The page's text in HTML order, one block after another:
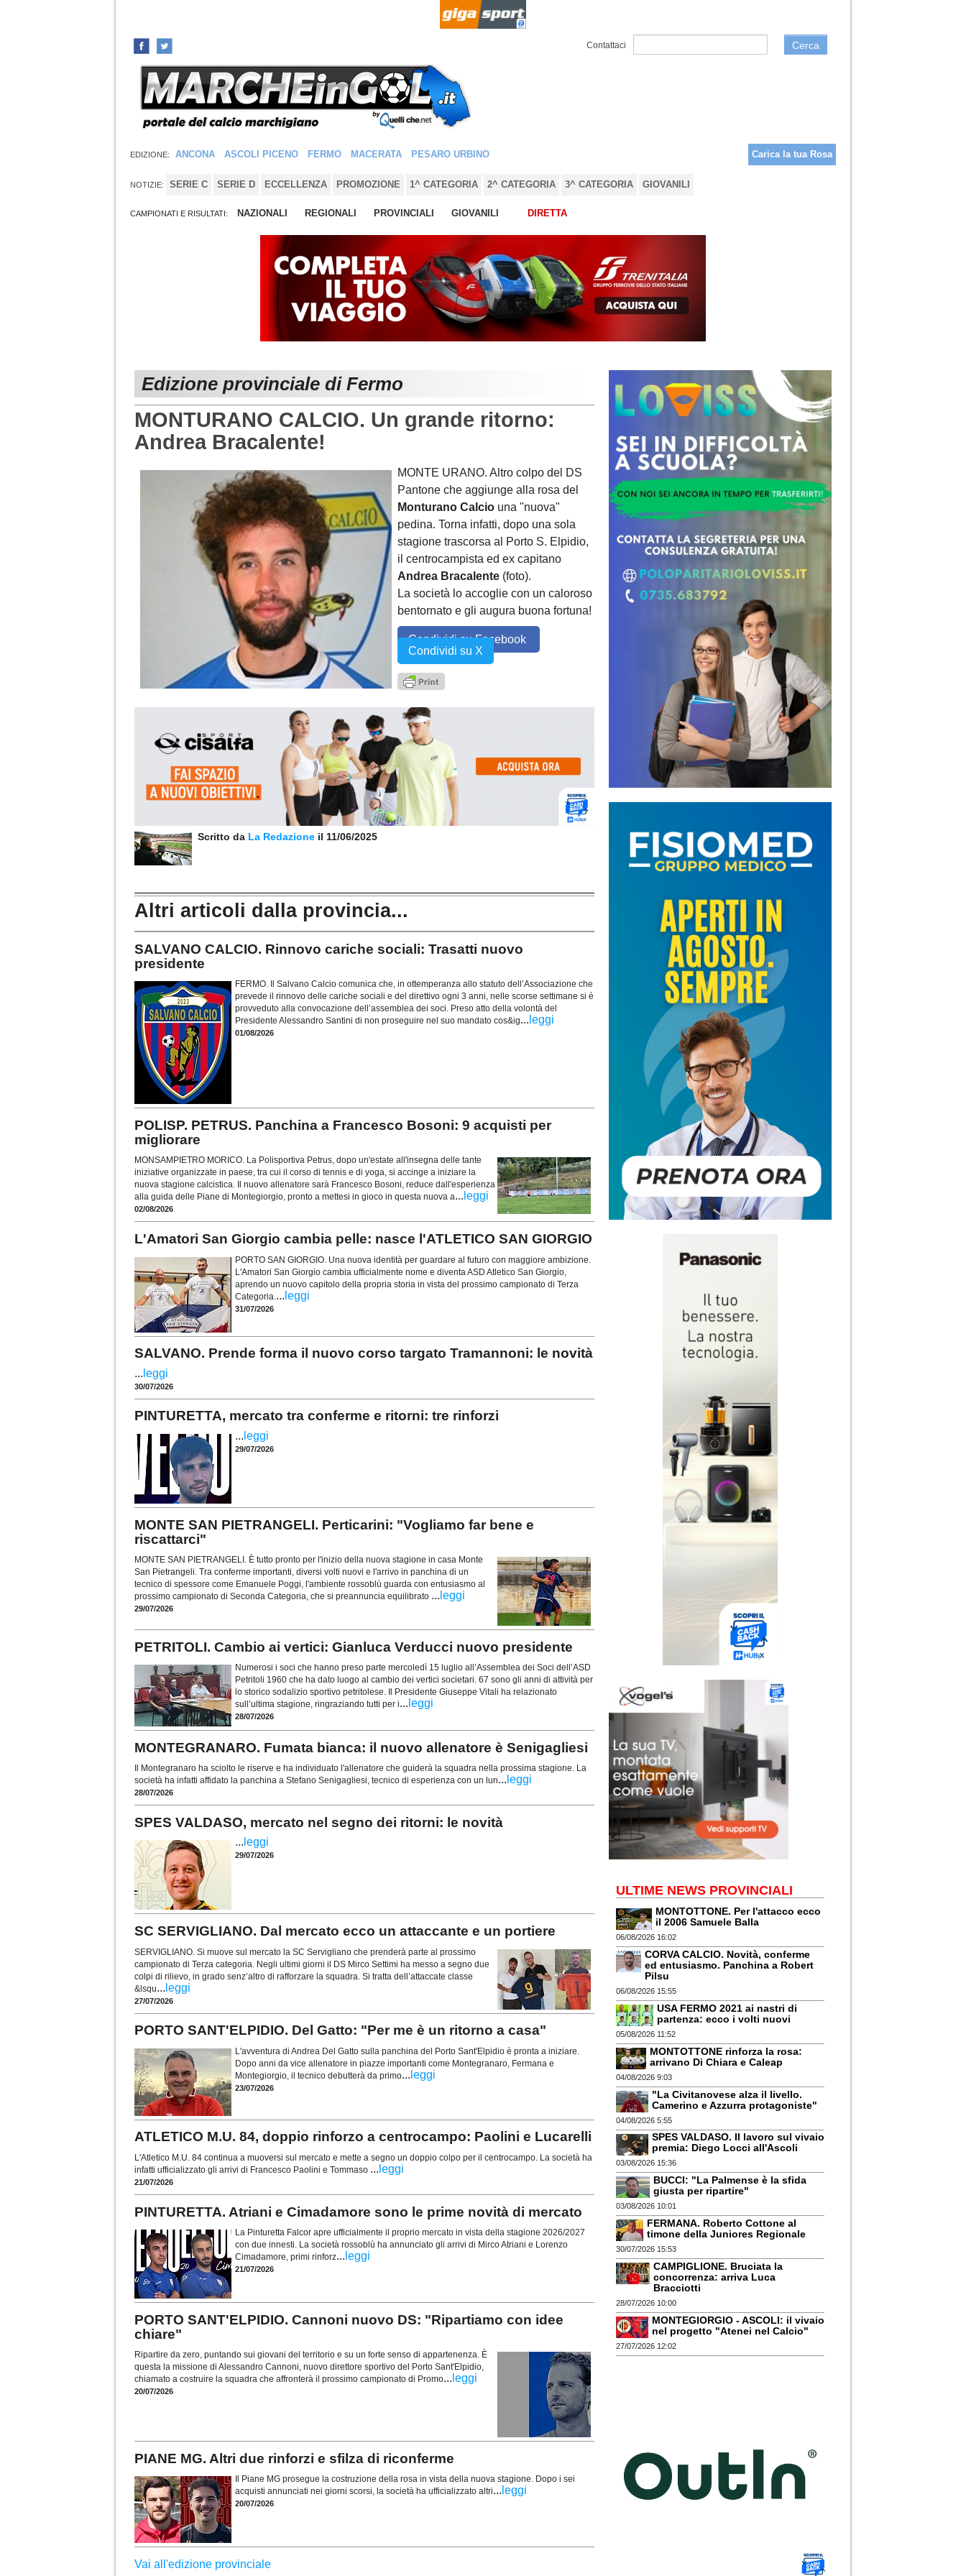
Contattaci Cerca
EDIZIONE: ANCONA ASCOLI PICENO FERMO MACERATA PESARO URBINO Carica la tua Rosa
NOTIZIE: SERIE C SERIE D ECCELLENZA PROMOZIONE 1^ CATEGORIA 2^ CATEGORIA 3^ CATEGORIA GIOVANILI
CAMPIONATI E RISULTATI: NAZIONALI REGIONALI PROVINCIALI GIOVANILI DIRETTA
Edizione provinciale di Fermo
MONTURANO CALCIO. Un grande ritorno:
Andrea Bracalente!
MONTE URANO. Altro colpo del DS
Pantone che aggiunge alla rosa del
Monturano Calcio una "nuova"
pedina. Torna infatti, dopo una sola
stagione trascorsa al Porto S. Elpidio,
il centrocampista ed ex capitano
Andrea Bracalente (foto).
La società lo accoglie con un caloroso
bentornato e gli augura buona fortuna!
Condividi su Facebook
Condividi su X
Scritto da La Redazione il 11/06/2025
Altri articoli dalla provincia...
SALVANO CALCIO. Rinnovo cariche sociali: Trasatti nuovo
presidente
FERMO. Il Salvano Calcio comunica che, in ottemperanza allo statuto dell’Associazione che
prevede il rinnovo delle cariche sociali e del direttivo ogni 3 anni, nelle scorse settimane si è
provveduto alla convocazione dell’assemblea dei soci. Preso atto della volontà del
Presidente Alessandro Santini di non proseguire nel suo mandato cos&ig... leggi
01/08/2026
POLISP. PETRUS. Panchina a Francesco Bosoni: 9 acquisti per
migliorare
MONSAMPIETRO MORICO. La Polisportiva Petrus, dopo un'estate all'insegna delle tante
iniziative organizzate in paese, tra cui il corso di tennis e di yoga, si accinge a iniziare la
nuova stagione calcistica. Il nuovo allenatore sarà Francesco Bosoni, reduce dall'esperienza
alla guida delle Piane di Montegiorgio, pronto a mettesi in gioco in questa nuova a... leggi
02/08/2026
L'Amatori San Giorgio cambia pelle: nasce l'ATLETICO SAN GIORGIO
PORTO SAN GIORGIO. Una nuova identità per guardare al futuro con maggiore ambizione.
L'Amatori San Giorgio cambia ufficialmente nome e diventa ASD Atletico San Giorgio,
aprendo un nuovo capitolo della propria storia in vista del prossimo campionato di Terza
Categoria. ... leggi
31/07/2026
SALVANO. Prende forma il nuovo corso targato Tramannoni: le novità
... leggi
30/07/2026
PINTURETTA, mercato tra conferme e ritorni: tre rinforzi
... leggi
29/07/2026
MONTE SAN PIETRANGELI. Perticarini: "Vogliamo far bene e
riscattarci"
MONTE SAN PIETRANGELI. È tutto pronto per l'inizio della nuova stagione in casa Monte
San Pietrangeli. Tra conferme importanti, diversi volti nuovi e l'arrivo in panchina di un
tecnico di spessore come Emanuele Poggi, l'ambiente rossoblù guarda con entusiasmo al
prossimo campionato di Seconda Categoria, che si preannuncia equilibrato ... leggi
29/07/2026
PETRITOLI. Cambio ai vertici: Gianluca Verducci nuovo presidente
Numerosi i soci che hanno preso parte mercoledì 15 luglio all’Assemblea dei Soci dell’ASD
Petritoli 1960 che ha dato luogo al cambio dei vertici societari. 67 sono gli anni di attività per
lo storico sodalizio sportivo petritolese. Il Presidente Giuseppe Vitali ha relazionato
sull’ultima stagione, ringraziando tutti per i... leggi
28/07/2026
MONTEGRANARO. Fumata bianca: il nuovo allenatore è Senigagliesi
Il Montegranaro ha sciolto le riserve e ha individuato l'allenatore che guiderà la squadra nella prossima stagione. La
società ha infatti affidato la panchina a Stefano Senigagliesi, tecnico di esperienza con un lun... leggi
28/07/2026
SPES VALDASO, mercato nel segno dei ritorni: le novità
... leggi
29/07/2026
SC SERVIGLIANO. Dal mercato ecco un attaccante e un portiere
SERVIGLIANO. Si muove sul mercato la SC Servigliano che prenderà parte al prossimo
campionato di Terza categoria. Negli ultimi giorni il DS Mirco Settimi ha messo a segno due
colpi di rilievo, in grado senz’altro di rafforzare la squadra. Si tratta dell’attaccate classe
&lsqu... leggi
27/07/2026
PORTO SANT'ELPIDIO. Del Gatto: "Per me è un ritorno a casa"
L'avventura di Andrea Del Gatto sulla panchina del Porto Sant'Elpidio è pronta a iniziare.
Dopo anni da vice allenatore in piazze importanti come Montegranaro, Fermana e
Montegiorgio, il tecnico debutterà da primo... leggi
23/07/2026
ATLETICO M.U. 84, doppio rinforzo a centrocampo: Paolini e Lucarelli
L'Atletico M.U. 84 continua a muoversi sul mercato e mette a segno un doppio colpo per il centrocampo. La società ha
infatti ufficializzato gli arrivi di Francesco Paolini e Tommaso ... leggi
21/07/2026
PINTURETTA. Atriani e Cimadamore sono le prime novità di mercato
La Pinturetta Falcor apre ufficialmente il proprio mercato in vista della stagione 2026/2027
con due innesti. La società rossoblù ha annunciato gli arrivi di Mirco Atriani e Lorenzo
Cimadamore, primi rinforz... leggi
21/07/2026
PORTO SANT'ELPIDIO. Cannoni nuovo DS: "Ripartiamo con idee
chiare"
Ripartire da zero, puntando sui giovani del territorio e su un forte senso di appartenenza. È
questa la missione di Alessandro Cannoni, nuovo direttore sportivo del Porto Sant'Elpidio,
chiamato a costruire la squadra che affronterà il prossimo campionato di Promo... leggi
20/07/2026
PIANE MG. Altri due rinforzi e sfilza di riconferme
Il Piane MG prosegue la costruzione della rosa in vista della nuova stagione. Dopo i sei
acquisti annunciati nei giorni scorsi, la società ha ufficializzato altri... leggi
20/07/2026
Vai all'edizione provinciale
ULTIME NEWS PROVINCIALI
MONTOTTONE. Per l'attacco ecco
il 2006 Samuele Balla
06/08/2026 16:02
CORVA CALCIO. Novità, conferme
ed entusiasmo. Panchina a Robert
Pilsu
06/08/2026 15:55
USA FERMO 2021 ai nastri di
partenza: ecco i volti nuovi
05/08/2026 11:52
MONTOTTONE rinforza la rosa:
arrivano Di Chiara e Caleap
04/08/2026 9:03
"La Civitanovese alza il livello.
Camerino e Azzurra protagoniste"
04/08/2026 5:55
SPES VALDASO. Il lavoro sul vivaio
premia: Diego Locci all'Ascoli
03/08/2026 15:36
BUCCI: "La Palmense è la sfida
giusta per ripartire"
03/08/2026 10:01
FERMANA. Roberto Cottone al
timone della Juniores Regionale
30/07/2026 15:53
CAMPIGLIONE. Bruciata la
concorrenza: arriva Luca
Bracciotti
28/07/2026 10:00
MONTEGIORGIO - ASCOLI: il vivaio
nel progetto "Atenei nel Calcio"
27/07/2026 12:02